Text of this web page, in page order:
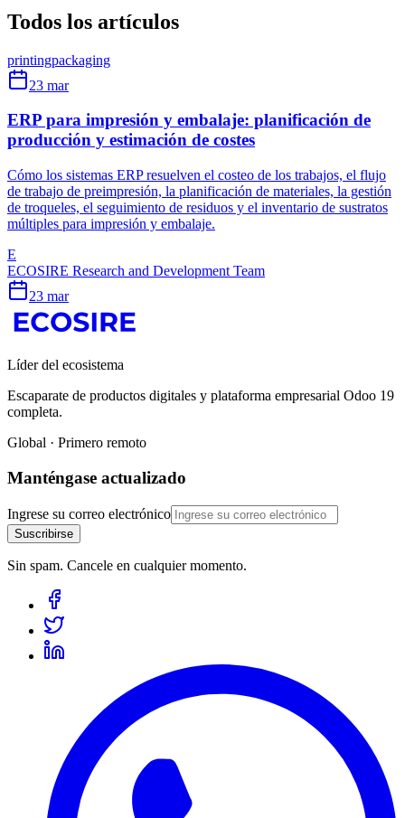
Todos los artículos
printingpackaging
23 mar
ERP para impresión y embalaje: planificación de
producción y estimación de costes
Cómo los sistemas ERP resuelven el costeo de los trabajos, el flujo
de trabajo de preimpresión, la planificación de materiales, la gestión
de troqueles, el seguimiento de residuos y el inventario de sustratos
múltiples para impresión y embalaje.
E
ECOSIRE Research and Development Team
23 mar
Líder del ecosistema
Escaparate de productos digitales y plataforma empresarial Odoo 19
completa.
Global · Primero remoto
Manténgase actualizado
Ingrese su correo electrónico
Suscribirse
Sin spam. Cancele en cualquier momento.